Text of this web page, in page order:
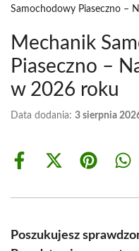
Samochodowy Piaseczno –
Mechanik
Piaseczno –
w 2026 roku
Data dodania: 3 sierpnia
Share
Share
(Twitter)
Share
Poszukujesz